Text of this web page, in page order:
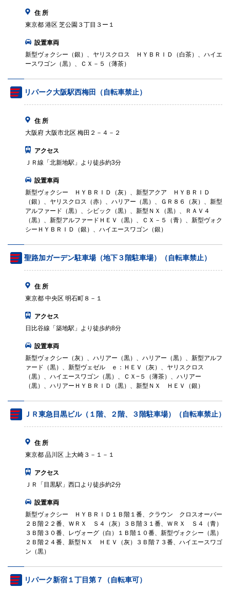
住 所
東京都 港区 芝公園３丁目３ー１
設置車両
新型ヴォクシー（銀）、ヤリスクロス ＨＹＢＲＩＤ（白茶）、ハイエ
ースワゴン（黒）、ＣＸ－５（薄茶）
リパーク大阪駅西梅田（自転車禁止）
住 所
大阪府 大阪市北区 梅田２－４－２
アクセス
ＪＲ線「北新地駅」より徒歩約3分
設置車両
新型ヴォクシー ＨＹＢＲＩＤ（灰）、新型アクア ＨＹＢＲＩＤ
（銀）、ヤリスクロス（赤）、ハリアー（黒）、ＧＲ８６（灰）、新型
アルファード（黒）、シビック（黒）、新型ＮＸ（黒）、ＲＡＶ４
（黒）、新型アルファードＨＥＶ（黒）、ＣＸ－５（青）、新型ヴォク
シーＨＹＢＲＩＤ（銀）、ハイエースワゴン（銀）
聖路加ガーデン駐車場（地下３階駐車場）（自転車禁止）
住 所
東京都 中央区 明石町８－１
アクセス
日比谷線「築地駅」より徒歩約8分
設置車両
新型ヴォクシー（灰）、ハリアー（黒）、ハリアー（黒）、新型アルフ
ァード（黒）、新型ヴェゼル ｅ：ＨＥＶ（灰）、ヤリスクロス
（黒）、ハイエースワゴン（黒）、ＣＸ−５（薄茶）、ハリアー
（黒）、ハリアーＨＹＢＲＩＤ（黒）、新型ＮＸ ＨＥＶ（銀）
ＪＲ東急目黒ビル（１階、２階、３階駐車場）（自転車禁止）
住 所
東京都 品川区 上大崎３－１－１
アクセス
ＪＲ「目黒駅」西口より徒歩約2分
設置車両
新型ヴォクシー ＨＹＢＲＩＤ１Ｂ階１番、クラウン クロスオーバー
２Ｂ階２２番、ＷＲＸ Ｓ４（灰）３Ｂ階３１番、ＷＲＸ Ｓ４（青）
３Ｂ階３０番、レヴォーグ（白）１Ｂ階１０番、新型ヴォクシー（黒）
２Ｂ階２４番、新型ＮＸ ＨＥＶ（灰）３Ｂ階７３番、ハイエースワゴ
ン（黒）
リパーク新宿１丁目第７（自転車可）